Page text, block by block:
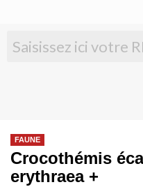
FAUNE
Crocothémis
erythraea +